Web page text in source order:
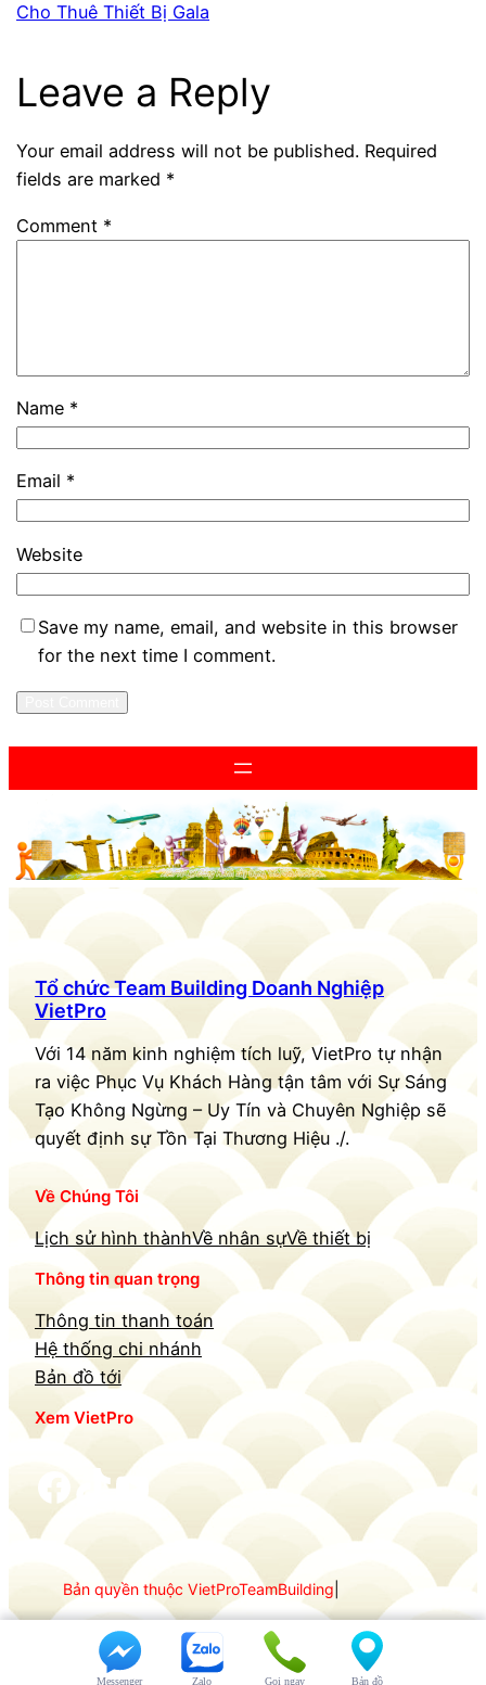
Cho Thuê Thiết Bị Gala
Leave a Reply
Your email address will not be published. Required
fields are marked *
Comment *
Name *
Email *
Website
Save my name, email, and website in this browser
for the next time I comment.
Tổ chức Team Building Doanh Nghiệp
VietPro
Với 14 năm kinh nghiệm tích luỹ, VietPro tự nhận
ra việc Phục Vụ Khách Hàng tận tâm với Sự Sáng
Tạo Không Ngừng – Uy Tín và Chuyên Nghiệp sẽ
quyết định sự Tồn Tại Thương Hiệu ./.
Về Chúng Tôi
Lịch sử hình thànhVề nhân sựVề thiết bị
Thông tin quan trọng
Thông tin thanh toán
Hệ thống chi nhánh
Bản đồ tới
Xem VietPro
Facebook TikTok YouTube
Bản quyền thuộc VietProTeamBuilding
Design By VietProGroup
Bản đồ
Gọi ngay
Zalo
Messenger